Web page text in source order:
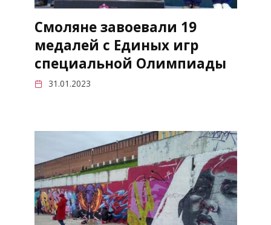
Смоляне завоевали 19
медалей с Единых игр
специальной Олимпиады
31.01.2023